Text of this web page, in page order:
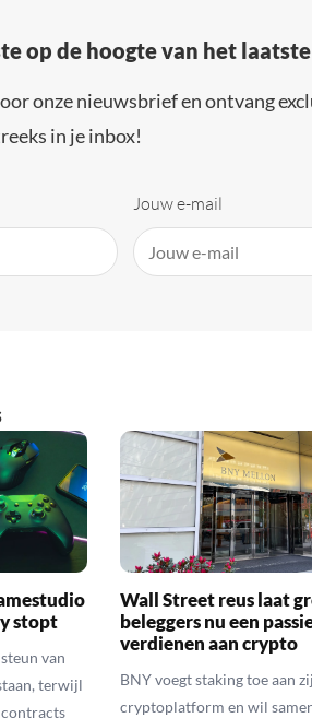
op de hoogte van het
onze nieuwsbrief en ontvang
in je inbox!
Jouw e-mail
stopt
van
terwijl
contracts
Wall Street reus laat
beleggers nu een
verdienen aan crypto
BNY voegt staking toe aan
cryptoplatform en wil